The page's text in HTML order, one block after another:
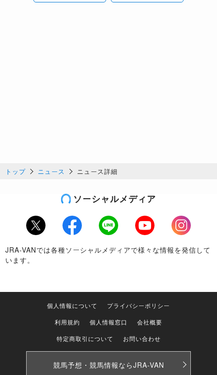
トップ ニュース ニュース詳細
ソーシャルメディア
Twitter Facebook LINE Youtube
Instagram
JRA-VANでは各種ソーシャルメディアで様々な情報を発信して
います。
個人情報について
プライバシーポリシー
利用規約
個人情報窓口
会社概要
特定商取引について
お問い合わせ
競馬予想・競馬情報ならJRA-VAN